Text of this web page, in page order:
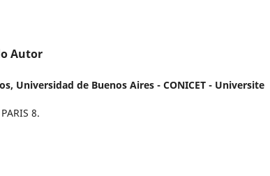
Autor
Universidad de Buenos Aires - CONICET - Universite
8.